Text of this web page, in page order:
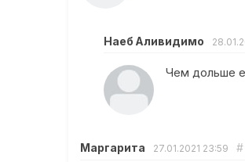
Наеб Аливидимо
Чем дольше
Маргарита 27.01.2021 23:59 #